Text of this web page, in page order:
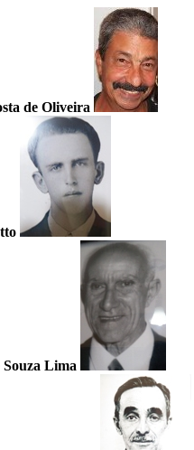
de Oliveira
Lima